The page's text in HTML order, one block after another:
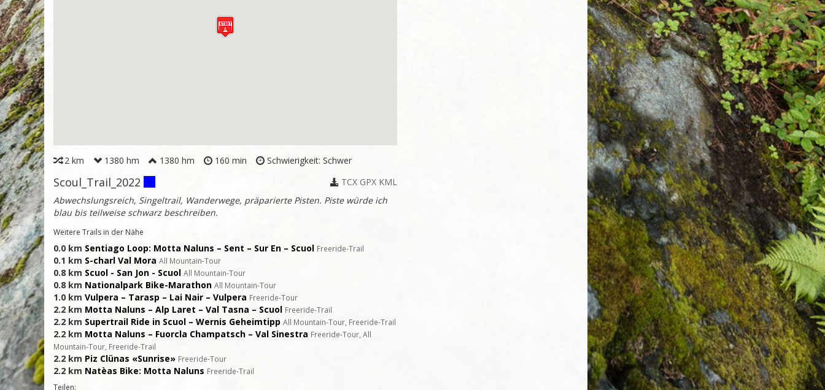
2 km 1380 hm 1380 hm 160 min Schwierigkeit: Schwer
Scoul_Trail_2022 TCX GPX KML
Abwechslungsreich, Singeltrail, Wanderwege, präparierte Pisten. Piste würde ich
blau bis teilweise schwarz beschreiben.
Weitere Trails in der Nähe
0.0 km Sentiago Loop: Motta Naluns – Sent – Sur En – Scuol Freeride-Trail
0.1 km S-charl Val Mora All Mountain-Tour
0.8 km Scuol - San Jon - Scuol All Mountain-Tour
0.8 km Nationalpark Bike-Marathon All Mountain-Tour
1.0 km Vulpera – Tarasp – Lai Nair – Vulpera Freeride-Tour
2.2 km Motta Naluns – Alp Laret – Val Tasna – Scuol Freeride-Trail
2.2 km Supertrail Ride in Scuol – Wernis Geheimtipp All Mountain-Tour, Freeride-Trail
2.2 km Motta Naluns – Fuorcla Champatsch – Val Sinestra Freeride-Tour, All
Mountain-Tour, Freeride-Trail
2.2 km Piz Clünas «Sunrise» Freeride-Tour
2.2 km Natèas Bike: Motta Naluns Freeride-Trail
Teilen: